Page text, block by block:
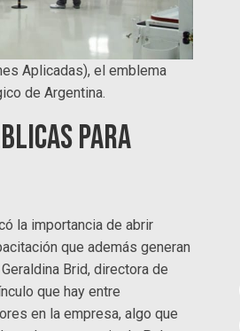
Aplicadas), el emblema
de Argentina.
para
la importancia de abrir
que además generan
Brid, directora de
que hay entre
en la empresa, algo que